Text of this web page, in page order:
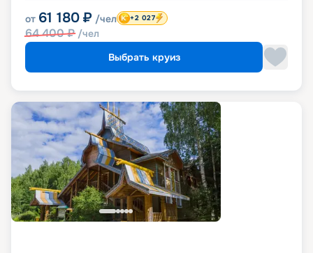
от 61 180 ₽ /чел
64 400₽ /чел
+2 027
Выбрать круиз